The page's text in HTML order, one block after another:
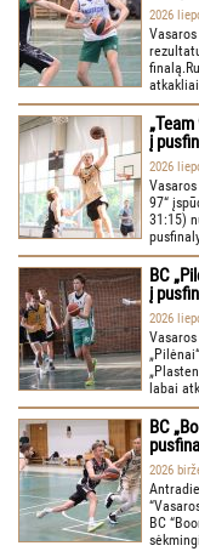
2026
į
2026
97“
31:15)
BC
į
2026
labai
BC
2026
BC